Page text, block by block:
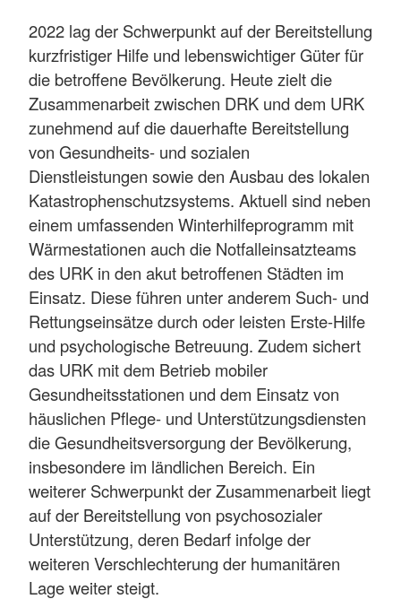
2022 lag der Schwerpunkt auf der Bereitstellung
kurzfristiger Hilfe und lebenswichtiger Güter für
die betroffene Bevölkerung. Heute zielt die
Zusammenarbeit zwischen DRK und dem URK
zunehmend auf die dauerhafte Bereitstellung
von Gesundheits- und sozialen
Dienstleistungen sowie den Ausbau des lokalen
Katastrophenschutzsystems. Aktuell sind neben
einem umfassenden Winterhilfeprogramm mit
Wärmestationen auch die Notfalleinsatzteams
des URK in den akut betroffenen Städten im
Einsatz. Diese führen unter anderem Such- und
Rettungseinsätze durch oder leisten Erste-Hilfe
und psychologische Betreuung. Zudem sichert
das URK mit dem Betrieb mobiler
Gesundheitsstationen und dem Einsatz von
häuslichen Pflege- und Unterstützungsdiensten
die Gesundheitsversorgung der Bevölkerung,
insbesondere im ländlichen Bereich. Ein
weiterer Schwerpunkt der Zusammenarbeit liegt
auf der Bereitstellung von psychosozialer
Unterstützung, deren Bedarf infolge der
weiteren Verschlechterung der humanitären
Lage weiter steigt.